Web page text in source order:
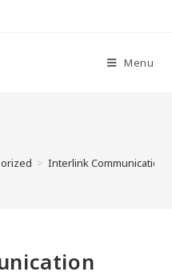
Menu
> Interlink Communication